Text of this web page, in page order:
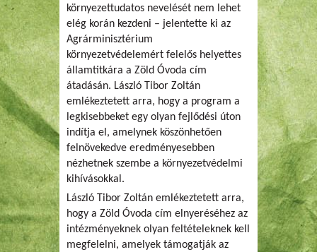
környezettudatos nevelését nem lehet
elég korán kezdeni – jelentette ki az
Agrárminisztérium
környezetvédelemért felelős helyettes
államtitkára a Zöld Óvoda cím
átadásán. László Tibor Zoltán
emlékeztetett arra, hogy a program a
legkisebbeket egy olyan fejlődési úton
indítja el, amelynek köszönhetően
felnövekedve eredményesebben
nézhetnek szembe a környezetvédelmi
kihívásokkal.
László Tibor Zoltán emlékeztetett arra,
hogy a Zöld Óvoda cím elnyeréséhez az
intézményeknek olyan feltételeknek kell
megfelelni, amelyek támogatják az